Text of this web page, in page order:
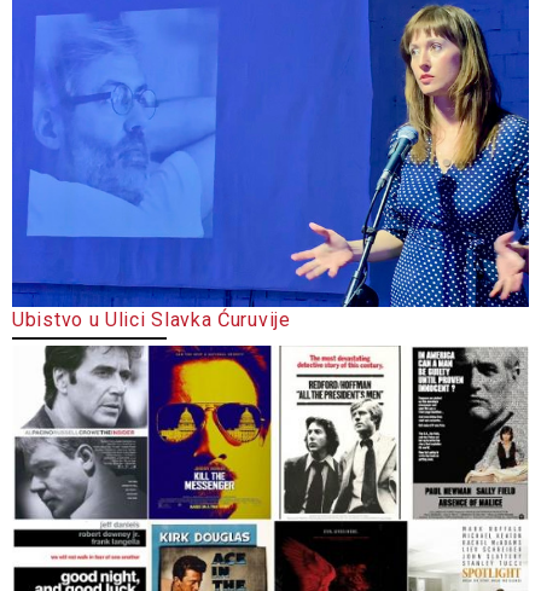
Ubistvo u Ulici Slavka Ćuruvije